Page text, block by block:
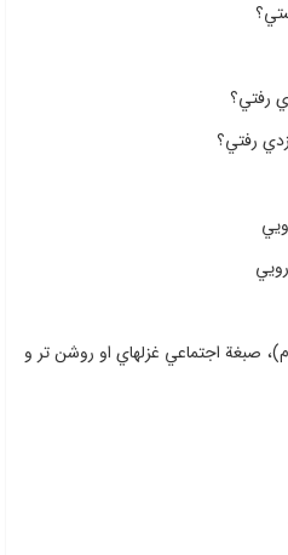
رفتي؟
رفتي؟
صبغة اجتماعي غزلهاي او روشن تر و